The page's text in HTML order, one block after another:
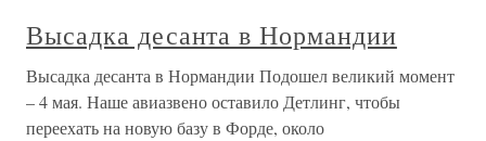
Высадка десанта в Нормандии
Высадка десанта в Нормандии Подошел великий момент
– 4 мая. Наше авиазвено оставило Детлинг, чтобы
переехать на новую базу в Форде, около